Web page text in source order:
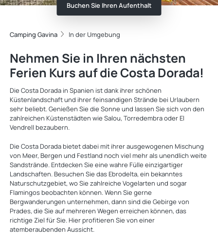
Buchen Sie Ihren Aufenthalt
Camping Gavina In der Umgebung
Nehmen Sie in Ihren nächsten
Ferien Kurs auf die Costa Dorada!
Die Costa Dorada in Spanien ist dank ihrer schönen
Küstenlandschaft und ihrer feinsandigen Strände bei Urlaubern
sehr beliebt. Genießen Sie die Sonne und lassen Sie sich von den
zahlreichen Küstenstädten wie Salou, Torredembra oder El
Vendrell bezaubern.
Die Costa Dorada bietet dabei mit ihrer ausgewogenen Mischung
von Meer, Bergen und Festland noch viel mehr als unendlich weite
Sandstrände. Entdecken Sie eine wahre Fülle einzigartiger
Landschaften. Besuchen Sie das Ebrodelta, ein bekanntes
Naturschutzgebiet, wo Sie zahlreiche Vogelarten und sogar
Flamingos beobachten können. Wenn Sie gerne
Bergwanderungen unternehmen, dann sind die Gebirge von
Prades, die Sie auf mehreren Wegen erreichen können, das
richtige Ziel für Sie. Hier profitieren Sie von einer
atemberaubenden Aussicht.